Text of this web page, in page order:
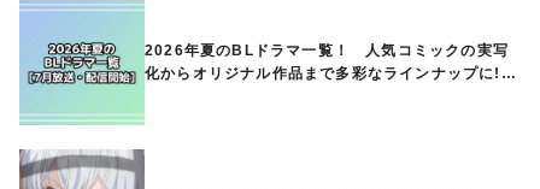
2026年夏のBLドラマ一覧！ 人気コミックの実写
化からオリジナル作品まで多彩なラインナップに!!